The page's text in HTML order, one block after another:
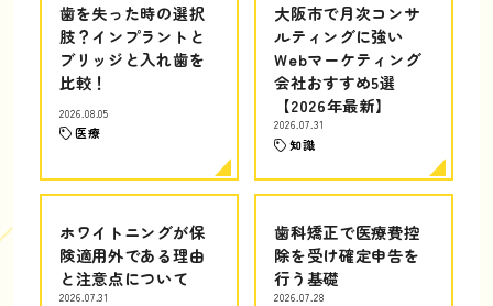
歯を失った時の選択
肢？インプラントと
ブリッジと入れ歯を
比較！
2026.08.05
医療
大阪市で月次コンサ
ルティングに強い
Webマーケティング
会社おすすめ5選
【2026年最新】
2026.07.31
知識
ホワイトニングが保
険適用外である理由
と注意点について
2026.07.31
歯科矯正で医療費控
除を受け確定申告を
行う基礎
2026.07.28